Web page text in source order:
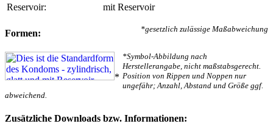
Reservoir:
mit Reservoir
*gesetzlich zulässige Maßabweichung
Formen:
*
*Symbol-Abbildung nach
Herstellerangabe, nicht maßstabsgerecht.
Position von Rippen und Noppen nur
ungefähr; Anzahl, Abstand und Größe ggf.
abweichend.
Zusätzliche Downloads bzw. Informationen: